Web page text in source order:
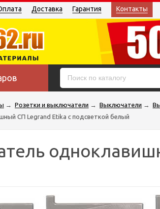
Доставка Гарантия Контакты
→ Розетки и выключатели → Выключатели →
СП Legrand Etika с подсветкой белый